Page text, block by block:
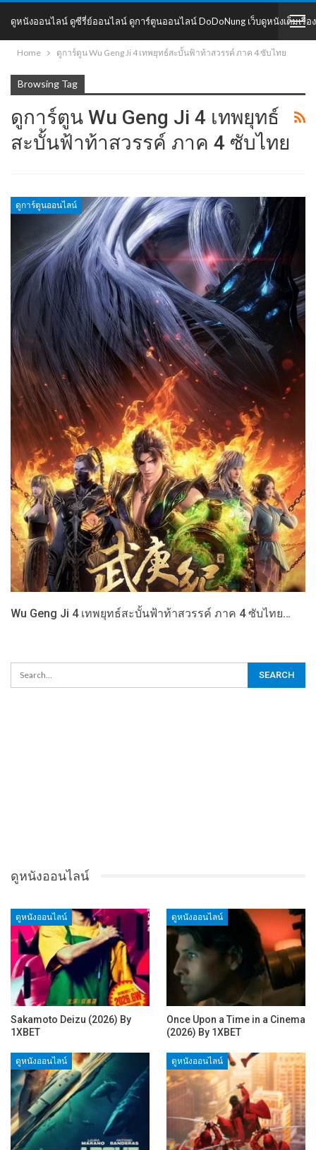
ดูหนังออนไลน์ ดูซีรี่ย์ออนไลน์ ดูการ์ตูนออนไลน์ DoDoNung เว็บดูหนังเต็มเรื่อง
DoDoNung
Home ดูการ์ตูน Wu Geng Ji 4 เทพยุทธ์สะบั้นฟ้าท้าสวรรค์ ภาค 4 ซับไทย
Browsing Tag
ดูการ์ตูน Wu Geng Ji 4 เทพยุทธ์
สะบั้นฟ้าท้าสวรรค์ ภาค 4 ซับไทย
ดูการ์ตูนออนไลน์
Wu Geng Ji 4 เทพยุทธ์สะบั้นฟ้าท้าสวรรค์ ภาค 4 ซับไทย…
ดูหนังออนไลน์
ดูหนังออนไลน์
Sakamoto Deizu (2026) By
1XBET
ดูหนังออนไลน์
Once Upon a Time in a Cinema
(2026) By 1XBET
ดูหนังออนไลน์ ดูหนังออนไลน์